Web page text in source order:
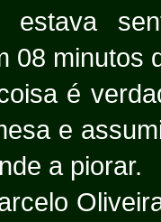
08 minutos
é
e
a piorar.